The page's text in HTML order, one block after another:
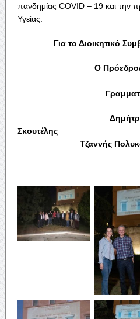
πανδημίας COVID – 19 και την
Υγείας.
Για το Διοικητικό
Ο
Ο
Τζαννής